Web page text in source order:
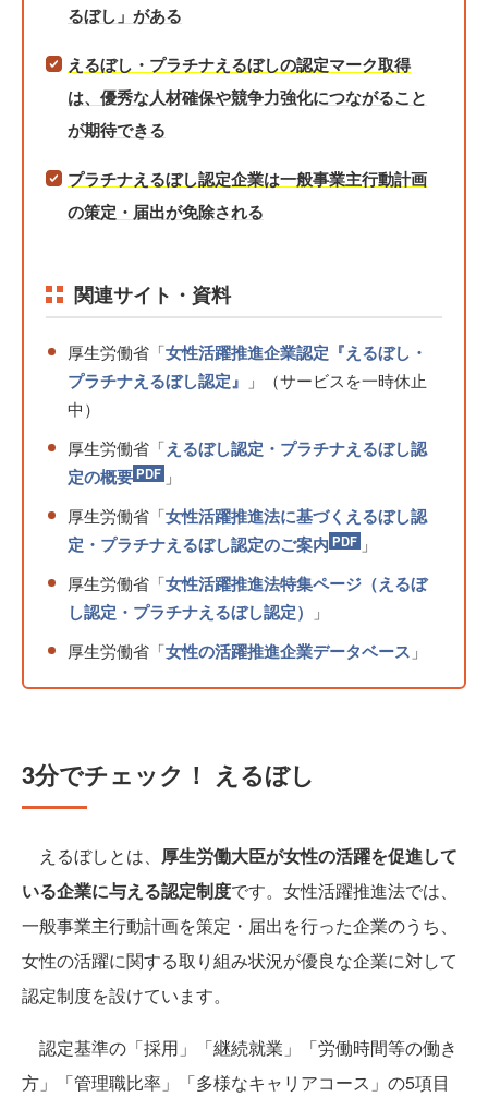
るぼし」がある
えるぼし・プラチナえるぼしの認定マーク取得
は、優秀な人材確保や競争力強化につながること
が期待できる
プラチナえるぼし認定企業は一般事業主行動計画
の策定・届出が免除される
関連サイト・資料
厚生労働省「女性活躍推進企業認定『えるぼし・
プラチナえるぼし認定』
」（サービスを一時休止
中）
厚生労働省「えるぼし認定・プラチナえるぼし認
定の概要
」
厚生労働省「女性活躍推進法に基づくえるぼし認
定・プラチナえるぼし認定のご案内
」
厚生労働省「女性活躍推進法特集ページ（えるぼ
し認定・プラチナえるぼし認定）
」
厚生労働省「女性の活躍推進企業データベース 」
3分でチェック！ えるぼし
えるぼしとは、 厚生労働大臣が女性の活躍を促進して
いる企業に与える認定制度です。女性活躍推進法では、
一般事業主行動計画を策定・届出を行った企業のうち、
女性の活躍に関する取り組み状況が優良な企業に対して
認定制度を設けています。
認定基準の「採用」「継続就業」「労働時間等の働き
方」「管理職比率」「多様なキャリアコース」の5項目